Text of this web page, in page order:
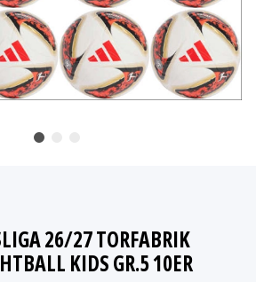
26/27 TORFABRIK
KIDS GR.5 10ER